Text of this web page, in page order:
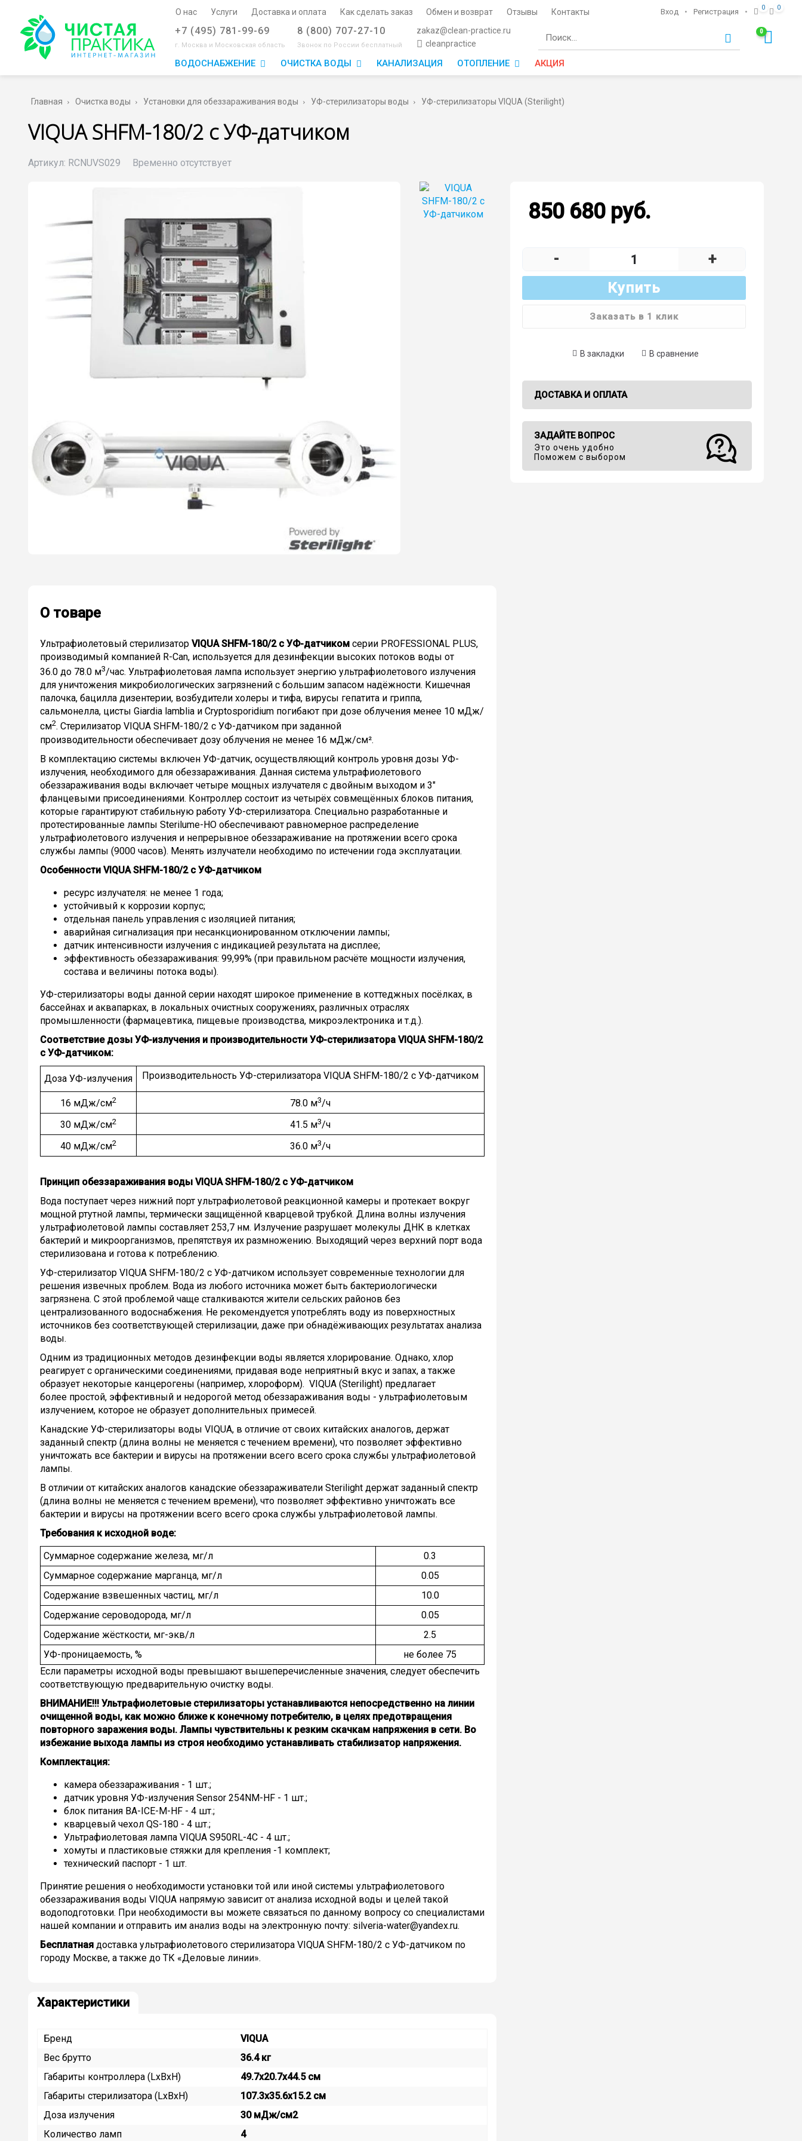
О нас Услуги Доставка и оплата Как сделать заказ Обмен и возврат Отзывы Контакты Вход • Регистрация • 0 0
+7 (495) 781-99-69
г. Москва и Московская область
8 (800) 707-27-10
Звонок по России бесплатный
zakaz@clean-practice.ru
cleanpractice
0
ВОДОСНАБЖЕНИЕ ОЧИСТКА ВОДЫ КАНАЛИЗАЦИЯ ОТОПЛЕНИЕ АКЦИЯ
Главная Очистка воды Установки для обеззараживания воды УФ-стерилизаторы воды УФ-стерилизаторы VIQUA (Sterilight)
VIQUA SHFM-180/2 с УФ-датчиком
Артикул: RCNUVS029 Временно отсутствует
О товаре
Ультрафиолетовый стерилизатор VIQUA SHFM-180/2 с УФ-датчиком серии PROFESSIONAL PLUS,
производимый компанией R-Can, используется для дезинфекции высоких потоков воды от
36.0 до 78.0 м3/час. Ультрафиолетовая лампа использует энергию ультрафиолетового излучения
для уничтожения микробиологических загрязнений с большим запасом надёжности. Кишечная
палочка, бацилла дизентерии, возбудители холеры и тифа, вирусы гепатита и гриппа,
сальмонелла, цисты Giardia lamblia и Cryptosporidium погибают при дозе облучения менее 10 мДж/
см2. Стерилизатор VIQUA SHFM-180/2 с УФ-датчиком при заданной
производительности обеспечивает дозу облучения не менее 16 мДж/см².
В комплектацию системы включен УФ-датчик, осуществляющий контроль уровня дозы УФ-
излучения, необходимого для обеззараживания. Данная система ультрафиолетового
обеззараживания воды включает четыре мощных излучателя с двойным выходом и 3"
фланцевыми присоединениями. Контроллер состоит из четырёх совмещённых блоков питания,
которые гарантируют стабильную работу УФ-стерилизатора. Специально разработанные и
протестированные лампы Sterilume-HO обеспечивают равномерное распределение
ультрафиолетового излучения и непрерывное обеззараживание на протяжении всего срока
службы лампы (9000 часов). Менять излучатели необходимо по истечении года эксплуатации.
Особенности VIQUA SHFM-180/2 с УФ-датчиком
ресурс излучателя: не менее 1 года;
устойчивый к коррозии корпус;
отдельная панель управления с изоляцией питания;
аварийная сигнализация при несанкционированном отключении лампы;
датчик интенсивности излучения с индикацией результата на дисплее;
эффективность обеззараживания: 99,99% (при правильном расчёте мощности излучения,
состава и величины потока воды).
УФ-стерилизаторы воды данной серии находят широкое применение в коттеджных посёлках, в
бассейнах и аквапарках, в локальных очистных сооружениях, различных отраслях
промышленности (фармацевтика, пищевые производства, микроэлектроника и т.д.).
Соответствие дозы УФ-излучения и производительности УФ-стерилизатора VIQUA SHFM-180/2
с УФ-датчиком:
Доза УФ-излучения Производительность УФ-стерилизатора VIQUA SHFM-180/2 с УФ-датчиком
16 мДж/см2 78.0 м3/ч
30 мДж/см2 41.5 м3/ч
40 мДж/см2 36.0 м3/ч
Принцип обеззараживания воды VIQUA SHFM-180/2 с УФ-датчиком
Вода поступает через нижний порт ультрафиолетовой реакционной камеры и протекает вокруг
мощной ртутной лампы, термически защищённой кварцевой трубкой. Длина волны излучения
ультрафиолетовой лампы составляет 253,7 нм. Излучение разрушает молекулы ДНК в клетках
бактерий и микроорганизмов, препятствуя их размножению. Выходящий через верхний порт вода
стерилизована и готова к потреблению.
УФ-стерилизатор VIQUA SHFM-180/2 с УФ-датчиком использует современные технологии для
решения извечных проблем. Вода из любого источника может быть бактериологически
загрязнена. С этой проблемой чаще сталкиваются жители сельских районов без
централизованного водоснабжения. Не рекомендуется употреблять воду из поверхностных
источников без соответствующей стерилизации, даже при обнадёживающих результатах анализа
воды.
Одним из традиционных методов дезинфекции воды является хлорирование. Однако, хлор
реагирует с органическими соединениями, придавая воде неприятный вкус и запах, а также
образует некоторые канцерогены (например, хлороформ). VIQUA (Sterilight) предлагает
более простой, эффективный и недорогой метод обеззараживания воды - ультрафиолетовым
излучением, которое не образует дополнительных примесей.
Канадские УФ-стерилизаторы воды VIQUA, в отличие от своих китайских аналогов, держат
заданный спектр (длина волны не меняется с течением времени), что позволяет эффективно
уничтожать все бактерии и вирусы на протяжении всего всего срока службы ультрафиолетовой
лампы.
В отличии от китайских аналогов канадские обеззараживатели Sterilight держат заданный спектр
(длина волны не меняется с течением времени), что позволяет эффективно уничтожать все
бактерии и вирусы на протяжении всего всего срока службы ультрафиолетовой лампы.
Требования к исходной воде:
Суммарное содержание железа, мг/л
0.3
Суммарное содержание марганца, мг/л
0.05
Содержание взвешенных частиц, мг/л
10.0
Содержание сероводорода, мг/л
0.05
Содержание жёсткости, мг-экв/л
2.5
УФ-проницаемость, %
не более 75
Если параметры исходной воды превышают вышеперечисленные значения, следует обеспечить
соответствующую предварительную очистку воды.
ВНИМАНИЕ!!! Ультрафиолетовые стерилизаторы устанавливаются непосредственно на линии
очищенной воды, как можно ближе к конечному потребителю, в целях предотвращения
повторного заражения воды. Лампы чувствительны к резким скачкам напряжения в сети. Во
избежание выхода лампы из строя необходимо устанавливать стабилизатор напряжения.
Комплектация:
камера обеззараживания - 1 шт.;
датчик уровня УФ-излучения Sensor 254NM-HF - 1 шт.;
блок питания BA-ICE-M-HF - 4 шт.;
кварцевый чехол QS-180 - 4 шт.;
Ультрафиолетовая лампа VIQUA S950RL-4C - 4 шт.;
хомуты и пластиковые стяжки для крепления -1 комплект;
технический паспорт - 1 шт.
Принятие решения о необходимости установки той или иной системы ультрафиолетового
обеззараживания воды VIQUA напрямую зависит от анализа исходной воды и целей такой
водоподготовки. При необходимости вы можете связаться по данному вопросу со специалистами
нашей компании и отправить им анализ воды на электронную почту: silveria-water@yandex.ru.
Бесплатная доставка ультрафиолетового стерилизатора VIQUA SHFM-180/2 с УФ-датчиком по
городу Москве, а также до ТК «Деловые линии».
Характеристики
Бренд
VIQUA
Вес брутто
36.4 кг
Габариты контроллера (LxBxH)
49.7x20.7x44.5 см
Габариты стерилизатора (LxBxH)
107.3x35.6x15.2 см
Доза излучения
30 мДж/см2
Количество ламп
4
850 680 руб.
- +
Купить
Заказать в 1 клик
В закладки В сравнение
ДОСТАВКА И ОПЛАТА
ЗАДАЙТЕ ВОПРОС
Это очень удобно
Поможем с выбором